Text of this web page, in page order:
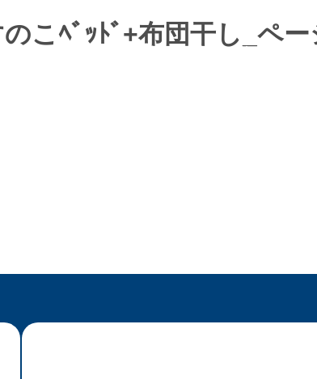
オーダー家具 フレキシブル家具
こﾍﾞｯﾄﾞ+布団干し_ペー